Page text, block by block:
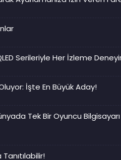
Serileriyle Her İzleme
İşte En Büyük Aday!
Tek Bir Oyuncu